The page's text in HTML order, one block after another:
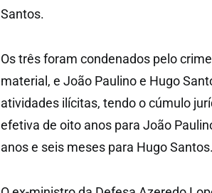
Santos.
Os três foram condenados pelo
material, e João Paulino e Hugo
atividades ilícitas, tendo o cúmulo
efetiva de oito anos para João
anos e seis meses para Hugo Santos.